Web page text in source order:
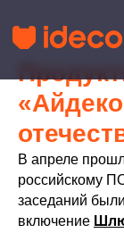
В апреле
российскому
заседаний
включение